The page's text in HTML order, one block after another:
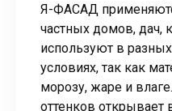
Я-ФАСАД
частных домов, дач,
используют в
условиях, так как
морозу, жаре и
оттенков открывает